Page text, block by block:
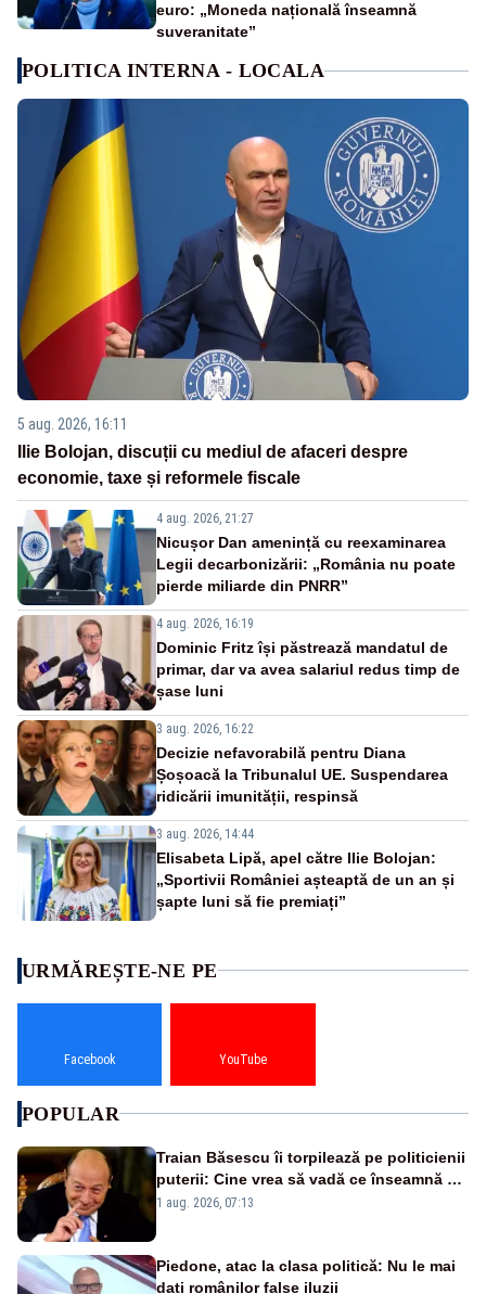
euro: „Moneda națională înseamnă
suveranitate”
POLITICA INTERNA - LOCALA
5 aug. 2026, 16:11
Ilie Bolojan, discuții cu mediul de afaceri despre
economie, taxe și reformele fiscale
4 aug. 2026, 21:27
Nicușor Dan amenință cu reexaminarea
Legii decarbonizării: „România nu poate
pierde miliarde din PNRR”
4 aug. 2026, 16:19
Dominic Fritz își păstrează mandatul de
primar, dar va avea salariul redus timp de
șase luni
3 aug. 2026, 16:22
Decizie nefavorabilă pentru Diana
Șoșoacă la Tribunalul UE. Suspendarea
ridicării imunității, respinsă
3 aug. 2026, 14:44
Elisabeta Lipă, apel către Ilie Bolojan:
„Sportivii României așteaptă de un an și
șapte luni să fie premiați”
URMĂREȘTE-NE PE
Facebook YouTube
POPULAR
Traian Băsescu îi torpilează pe politicienii
puterii: Cine vrea să vadă ce înseamnă să
fii prost, se uită la România
1 aug. 2026, 07:13
Piedone, atac la clasa politică: Nu le mai
dați românilor false iluzii